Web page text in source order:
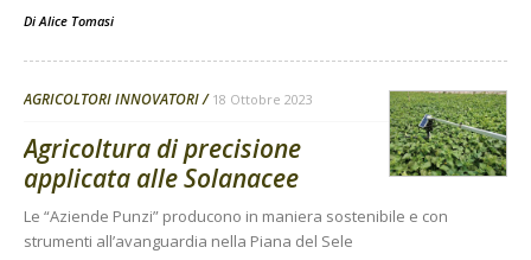
DiAlice Tomasi
AGRICOLTORI INNOVATORI 18 Ottobre 2023
Agricoltura di precisione
applicata alle Solanacee
Le “Aziende Punzi” producono in maniera sostenibile e con
strumenti all’avanguardia nella Piana del Sele